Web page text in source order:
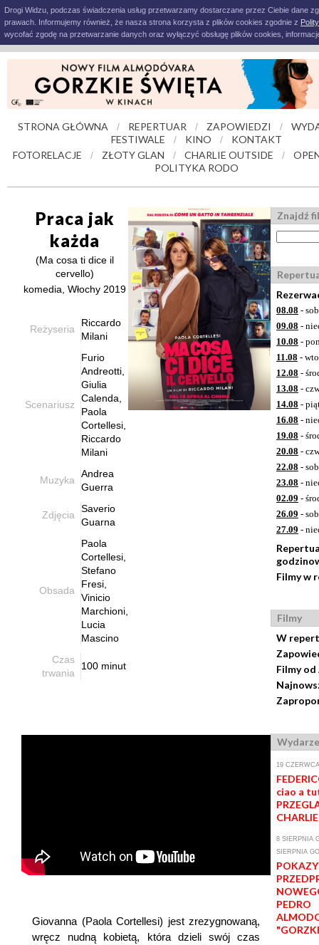
Drogi Widzu, podczas świadczenia usług przetwarzamy dostarczane przez Ciebie dane
prawach. Informujemy również, że nasza strona korzysta z plików cookies zgodnie z
wycofać zgodę na przetwarzanie danych oraz wyłączyć obsługę plików cookies,
STRONA GŁÓWNA / REPERTUAR / ZAPOWIEDZI /
FESTIWALE
/ KINO /
KONTAKT
FOTORELACJE
/ ZŁOTY GLAN / CHARLIE OUTSIDE /
POLITYKA RODO
Praca jak
każda
(Ma cosa ti dice il
cervello)
komedia, Włochy 2019
Reżyseria
Riccardo
Milani
Scenariusz
Furio
Andreotti,
Giulia
Calenda,
Paola
Cortellesi,
Riccardo
Milani
Muzyka
Andrea
Guerra
Zdjęcia
Saverio
Guarna
Obsada
Paola
Cortellesi,
Stefano
Fresi,
Vinicio
Marchioni,
Lucia
Mascino
Czas
trwania
100 minut
Giovanna (Paola Cortellesi) jest zrezygnowaną,
wręcz nudną kobietą, która dzieli swój czas
Znajdź
08.08 -
09.08 -
10.08 -
11.08 -
12.08 -
13.08 -
14.08 -
16.08 -
19.08 -
20.08 -
22.08 -
23.08 -
02.09 -
26.09 -
27.09 -
Filmy w
Filmy
W
Filmy od
19
ciao a
CHARLIE
8 SIERPNIA
SIERPNIA
POKAZY
PEDRO